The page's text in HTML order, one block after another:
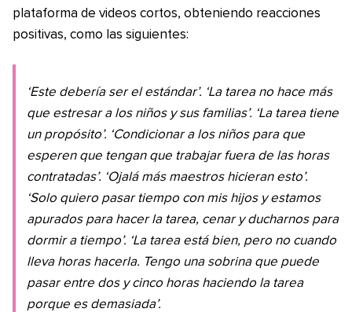
plataforma de videos cortos, obteniendo reacciones
positivas, como las siguientes:
‘Este debería ser el estándar’. ‘La tarea no hace más
que estresar a los niños y sus familias’. ‘La tarea tiene
un propósito’. ‘Condicionar a los niños para que
esperen que tengan que trabajar fuera de las horas
contratadas’. ‘Ojalá más maestros hicieran esto’.
‘Solo quiero pasar tiempo con mis hijos y estamos
apurados para hacer la tarea, cenar y ducharnos para
dormir a tiempo’. ‘La tarea está bien, pero no cuando
lleva horas hacerla. Tengo una sobrina que puede
pasar entre dos y cinco horas haciendo la tarea
porque es demasiada’.